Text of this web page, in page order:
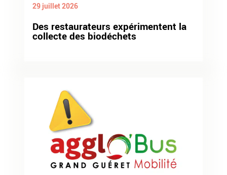
29 juillet 2026
Des restaurateurs expérimentent la
collecte des biodéchets